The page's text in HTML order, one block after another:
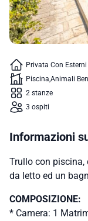
Privata Con
Piscina Animali
2 stanze
3 ospiti
Informazioni
Trullo con
da letto ed un
COMPOSIZIONE:
* Camera: 1